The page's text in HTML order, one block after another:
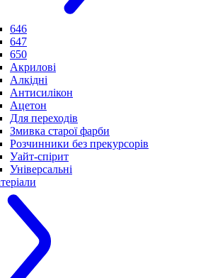
646
647
650
Акрилові
Алкідні
Антисилікон
Ацетон
Для переходів
Змивка старої фарби
Розчинники без прекурсорів
Уайт-спірит
Універсальні